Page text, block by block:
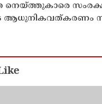
നെയ്ത്തുകാരെ
ആധുനികവത്കരണം